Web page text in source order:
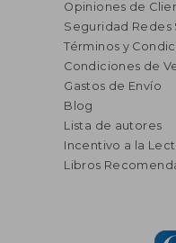
Opiniones de
Seguridad Redes
Términos y
Condiciones de
Gastos de Envío
Blog
Lista de autores
Incentivo a la
Libros